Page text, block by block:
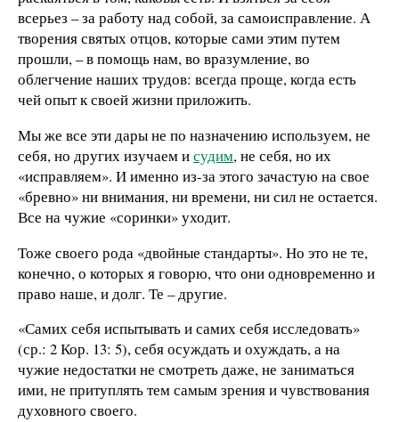
всерьез – за работу над собой, за самоисправление. А
творения святых отцов, которые сами этим путем
прошли, – в помощь нам, во вразумление, во
облегчение наших трудов: всегда проще, когда есть
чей опыт к своей жизни приложить.
Мы же все эти дары не по назначению используем, не
себя, но других изучаем исудим, не себя, но их
«исправляем». И именно из-за этого зачастую на свое
«бревно» ни внимания, ни времени, ни сил не остается.
Все на чужие «соринки» уходит.
Тоже своего рода «двойные стандарты». Но это не те,
конечно, о которых я говорю, что они одновременно и
право наше, и долг. Те – другие.
«Самих себя испытывать и самих себя исследовать»
(ср.: 2 Кор. 13: 5), себя осуждать и охуждать, а на
чужие недостатки не смотреть даже, не заниматься
ими, не притуплять тем самым зрения и чувствования
духовного своего.